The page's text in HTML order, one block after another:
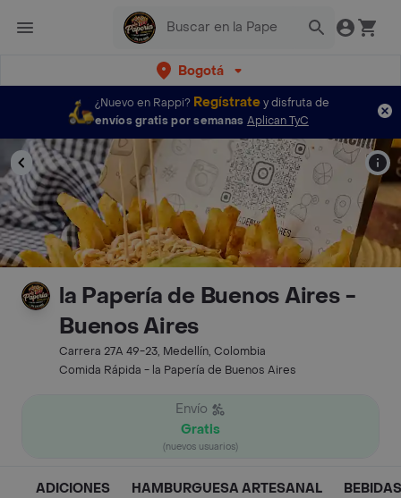
Bogotá
¿Nuevo en Rappi? Regístratey disfruta de
envíos gratis por semanas Aplican TyC
la Papería de Buenos Aires -
Buenos Aires
Carrera 27A 49-23, Medellín, Colombia
Comida Rápida - la Papería de Buenos Aires
Envío
Gratis
(nuevos usuarios)
ADICIONES HAMBURGUESA ARTESANAL BEBIDAS